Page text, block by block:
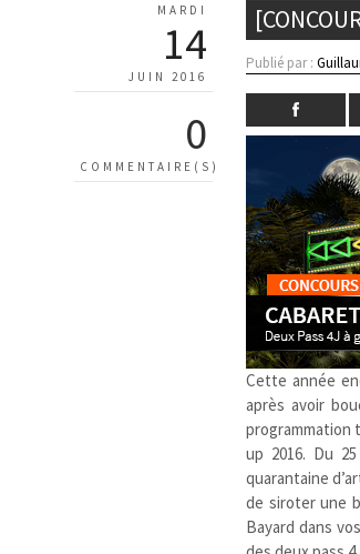
MARDI
14
JUIN 2016
0
COMMENTAIRE(S)
Publié par :
Cette année
après avoir
programmation
up 2016. Du
quarantaine
de siroter une
Bayard dans